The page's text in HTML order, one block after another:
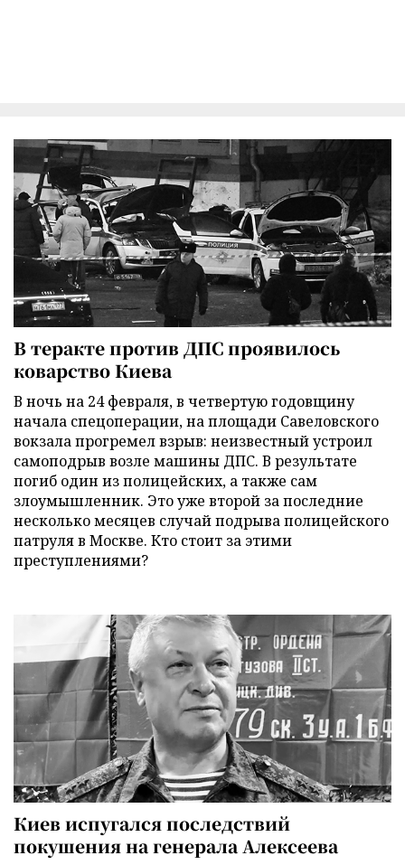
В теракте против ДПС проявилось
коварство Киева
В ночь на 24 февраля, в четвертую годовщину
начала спецоперации, на площади Савеловского
вокзала прогремел взрыв: неизвестный устроил
самоподрыв возле машины ДПС. В результате
погиб один из полицейских, а также сам
злоумышленник. Это уже второй за последние
несколько месяцев случай подрыва полицейского
патруля в Москве. Кто стоит за этими
преступлениями?
Киев испугался последствий
покушения на генерала Алексеева